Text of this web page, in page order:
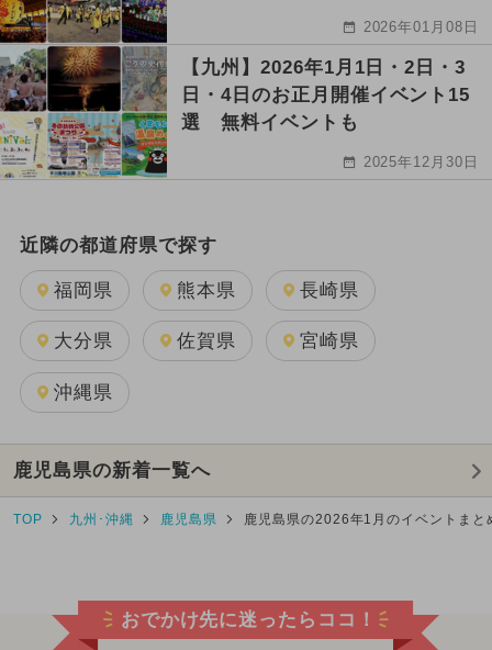
2026年01月08日
【九州】2026年1月1日・2日・3
日・4日のお正月開催イベント15
選 無料イベントも
2025年12月30日
近隣の都道府県で探す
福岡県 熊本県 長崎県
大分県 佐賀県 宮崎県
沖縄県
鹿児島県の新着一覧へ
TOP 九州･沖縄 鹿児島県 鹿児島県の2026年1月のイベントまと
おでかけ先に迷ったらココ！